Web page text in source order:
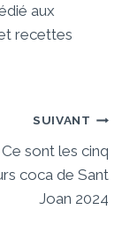
aux
recettes
SUIVANT
Ce sont les cinq
coca de Sant
Joan 2024